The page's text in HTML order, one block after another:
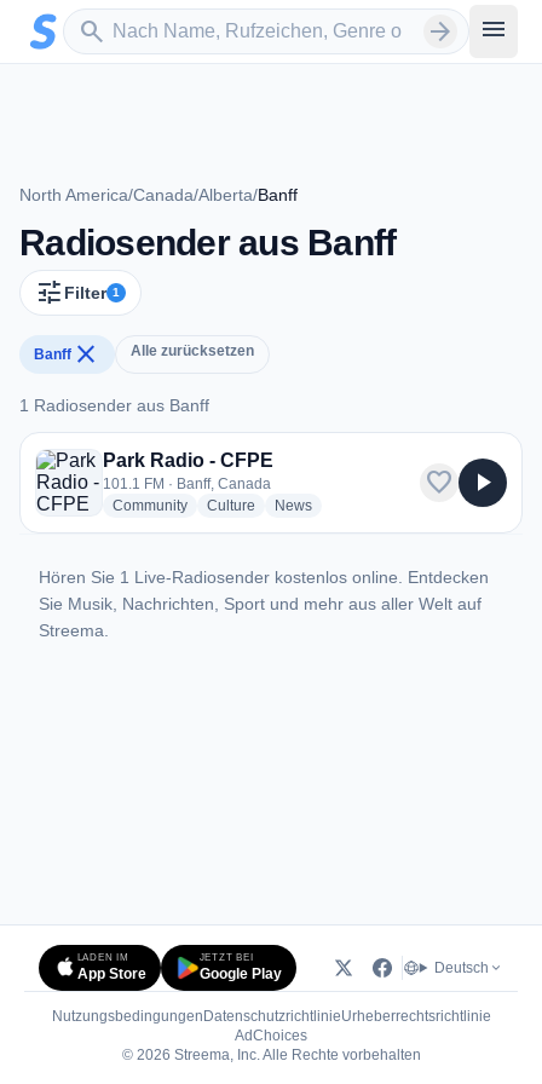
Zum Hauptinhalt springen
search
Sender suchen arrow_forward menu
North America/Canada/Alberta/Banff
Radiosender aus Banff
tune Filter 1
Banff close Alle zurücksetzen
1 Radiosender aus Banff
1 Radiosender aus Banff
Park Radio - CFPE
101.1 FM · Banff, Canada
Communityradio stations
Culture radio stations
Newsradio stations
favorite play_arrow
Hören Sie 1 Live-Radiosender kostenlos online. Entdecken
Sie Musik, Nachrichten, Sport und mehr aus aller Welt auf
Streema.
LADEN IM
App Store
JETZT BEI
Google Play Deutsch
Nutzungsbedingungen DatenschutzrichtlinieUrheberrechtsrichtlinie
AdChoices(öffnet in neuem Tab)
© 2026 Streema, Inc. Alle Rechte vorbehalten